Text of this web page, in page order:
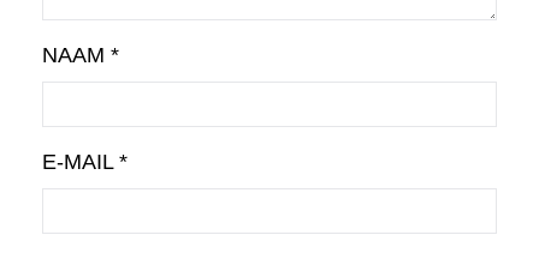
NAAM *
E-MAIL *